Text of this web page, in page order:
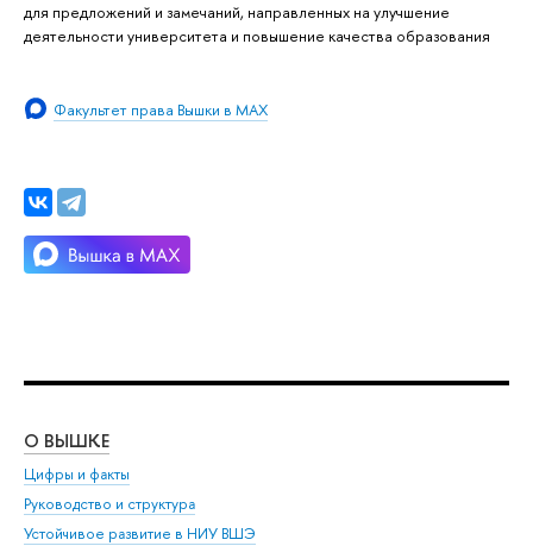
для предложений и замечаний, направленных на улучшение
деятельности университета и повышение качества образования
Факультет права Вышки в MAX
О ВЫШКЕ
Цифры и факты
Руководство и структура
Устойчивое развитие в НИУ ВШЭ